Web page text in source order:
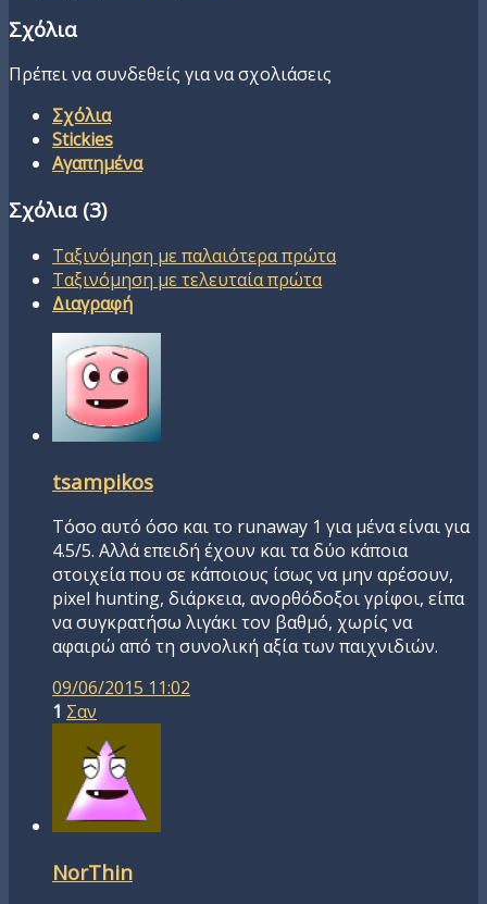
Σχόλια
Πρέπει να συνδεθείς για να σχολιάσεις
Σχόλια
Stickies
Αγαπημένα
Σχόλια (3)
Ταξινόμηση με παλαιότερα πρώτα
Ταξινόμηση με τελευταία πρώτα
Διαγραφή
tsampikos
Τόσο αυτό όσο και το runaway 1 για μένα είναι για
4.5/5. Αλλά επειδή έχουν και τα δύο κάποια
στοιχεία που σε κάποιους ίσως να μην αρέσουν,
pixel hunting, διάρκεια, ανορθόδοξοι γρίφοι, είπα
να συγκρατήσω λιγάκι τον βαθμό, χωρίς να
αφαιρώ από τη συνολική αξία των παιχνιδιών.
09/06/2015 11:02
1 Σαν
NorThin